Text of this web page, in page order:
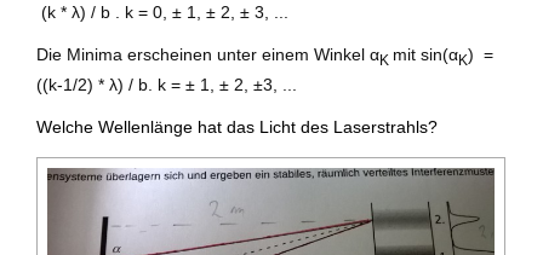
(k * λ) / b . k = 0, ± 1, ± 2, ± 3, ...
Die Minima erscheinen unter einem Winkel αK mit sin(αK) =
((k-1/2) * λ) / b. k = ± 1, ± 2, ±3, ...
Welche Wellenlänge hat das Licht des Laserstrahls?